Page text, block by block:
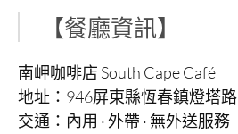
【餐廳資訊】
南岬咖啡店 South Cape Café
地址：946屏東縣恆春鎮燈塔
交通：內用 · 外帶 · 無外送服務